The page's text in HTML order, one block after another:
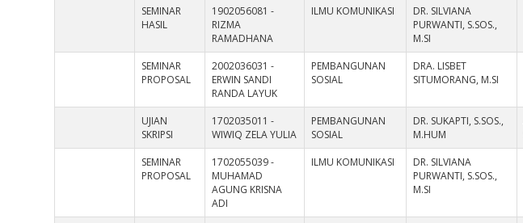
SEMINAR
HASIL
1902056081 -
RIZMA
RAMADHANA
ILMU KOMUNIKASI
DR. SILVIANA
PURWANTI, S.SOS.,
M.SI
SEMINAR
PROPOSAL
2002036031 -
ERWIN SANDI
RANDA LAYUK
PEMBANGUNAN
SOSIAL
DRA. LISBET
SITUMORANG, M.SI
UJIAN
SKRIPSI
1702035011 -
WIWIQ ZELA YULIA
PEMBANGUNAN
SOSIAL
DR. SUKAPTI, S.SOS.,
M.HUM
SEMINAR
PROPOSAL
1702055039 -
MUHAMAD
AGUNG KRISNA
ADI
ILMU KOMUNIKASI
DR. SILVIANA
PURWANTI, S.SOS.,
M.SI